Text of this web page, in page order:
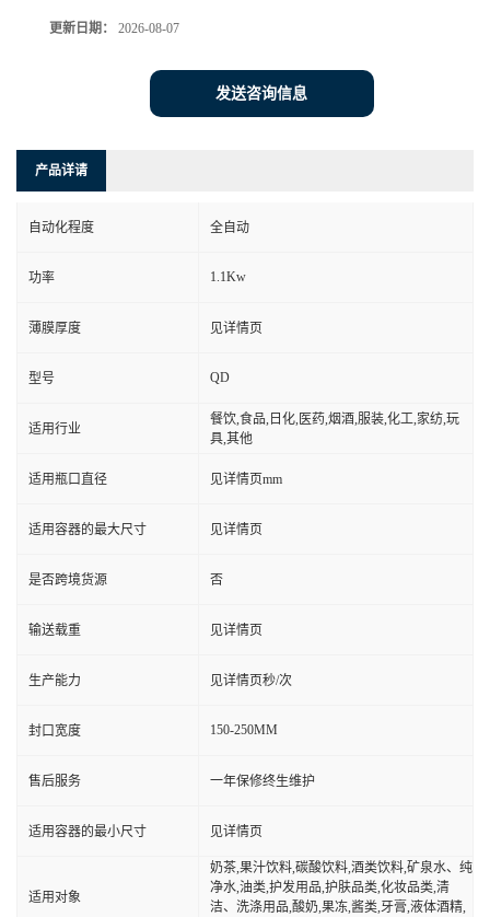
更新日期： 2026-08-07
发送咨询信息
产品详请
自动化程度 全自动
功率 1.1Kw
薄膜厚度 见详情页
型号 QD
适用行业
餐饮,食品,日化,医药,烟酒,服装,化工,家纺,玩
具,其他
适用瓶口直径 见详情页mm
适用容器的最大尺寸 见详情页
是否跨境货源 否
输送载重 见详情页
生产能力 见详情页秒/次
封口宽度 150-250MM
售后服务 一年保修终生维护
适用容器的最小尺寸 见详情页
适用对象
奶茶,果汁饮料,碳酸饮料,酒类饮料,矿泉水、纯
净水,油类,护发用品,护肤品类,化妆品类,清
洁、洗涤用品,酸奶,果冻,酱类,牙膏,液体酒精,